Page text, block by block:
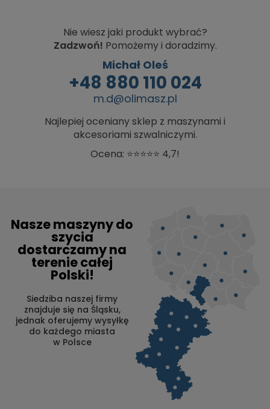
Nie wiesz jaki produkt wybrać?
Zadzwoń! Pomożemy i doradzimy.
Michał Oleś
+48 880 110 024
m.d@olimasz.pl
Najlepiej oceniany sklep z maszynami i
akcesoriami szwalniczymi.
Ocena: ⭐⭐⭐⭐⭐ 4,7!
Nasze maszyny do
szycia
dostarczamy na
terenie całej
Polski!
Siedziba naszej firmy
znajduje się na Śląsku,
jednak oferujemy wysyłkę
do każdego miasta
w Polsce